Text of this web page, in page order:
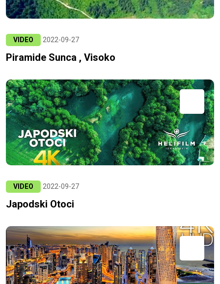
VIDEO 2022-09-27
Piramide Sunca , Visoko
VIDEO 2022-09-27
Japodski Otoci